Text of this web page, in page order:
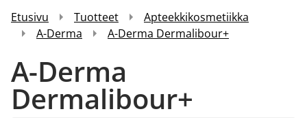
Etusivu Tuotteet
Apteekkikosmetiikka
A-Derma
A-Derma Dermalibour+
A-Derma
Dermalibour+